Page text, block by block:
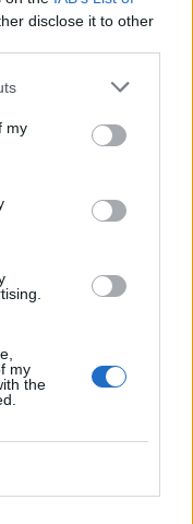
disclose it to other
my
my
the
sfide